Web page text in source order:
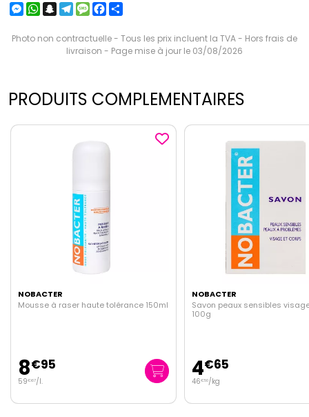
Messenger
WhatsApp
Snapchat
Telegram
MessageFacebook
Photo non contractuelle - Tous les prix incluent la TVA - Hors frais de
livraison - Page mise à jour le 03/08/2026
PRODUITS COMPLEMENTAIRES
NOBACTER
Savon peaux sensibles visage & corps
4€
46
NOBACTER
Gel de rasage 150ml
9€
66